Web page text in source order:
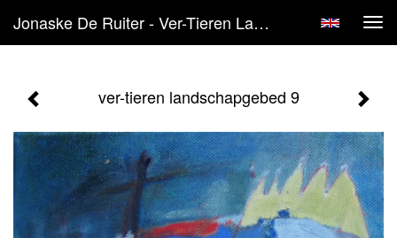
Jonaske De Ruiter - Ver-Tieren Landschapgebed 9
ver-tieren landschapgebed 9